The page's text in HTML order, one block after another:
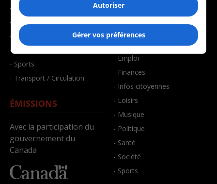
- Éducation
- Environnement
- Faits divers
- Santé et bien-être
- Sports
- Transport / Circulation
ÉMISSIONS
Avec la participation du
gouvernement du
Canada
- Affaires
- Art de vivre
- Bien-être
- Emploi
- Finances
- Infos citoyennes
- Loisirs
- Musique
- Politique
- Santé
- Société
- Sports
Autoriser
Gérer vos préférences